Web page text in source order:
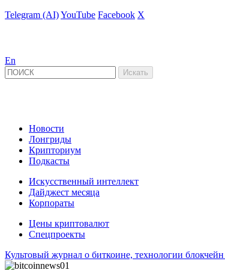
Telegram (AI)YouTube Facebook X
En
Новости
Лонгриды
Крипториум
Подкасты
Искусственный интеллект
Дайджест месяца
Корпораты
Цены криптовалют
Спецпроекты
Культовый журнал о биткоине, технологии